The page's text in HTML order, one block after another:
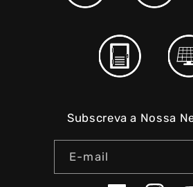
Subscreva a Nossa
E-mail